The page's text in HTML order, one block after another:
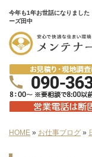
今年も1年お世話になりまし
ーズ田中
HOME » お仕事ブログ »